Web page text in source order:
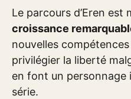
Le parcours d’Eren est
croissance
nouvelles
privilégier la liberté
en font un personnage
série.